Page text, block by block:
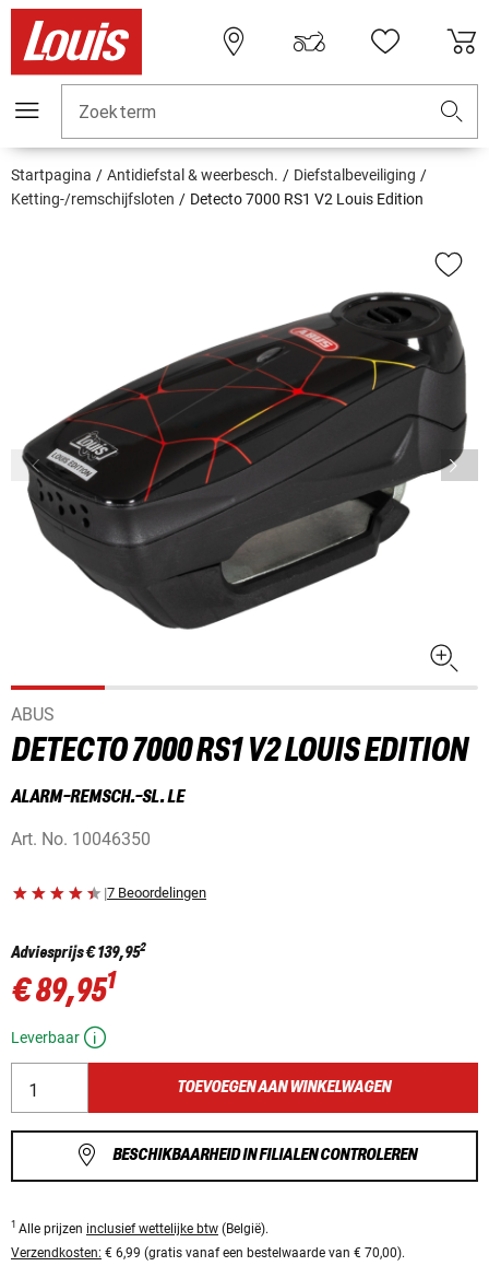
Zoekterm
Startpagina Antidiefstal & weerbesch.
Diefstalbeveiliging
Ketting-/remschijfsloten
Detecto 7000 RS1 V2 Louis Edition
ABUS
DETECTO 7000 RS1 V2 LOUIS EDITION
ALARM-REMSCH.-SL. LE
Art. No. 10046350
|7 Beoordelingen
Adviesprijs€ 139,952
€ 89,951
Leverbaar
TOEVOEGEN AAN WINKELWAGEN
BESCHIKBAARHEID IN FILIALEN CONTROLEREN
1 Alle prijzen inclusief wettelijke btw (België).
Verzendkosten: € 6,99 (gratis vanaf een bestelwaarde van € 70,00).